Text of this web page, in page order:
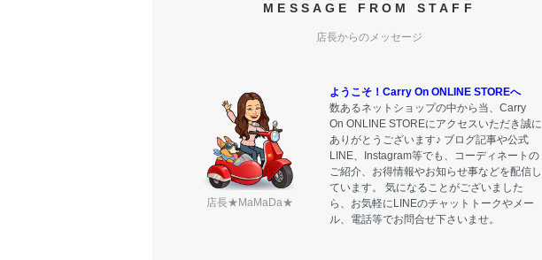
MESSAGE FROM STAFF
店長からのメッセージ
店長★MaMaDa★
ようこそ！Carry On ONLINE STOREへ
数あるネットショップの中から当、Carry
On ONLINE STOREにアクセスいただき誠に
ありがとうございます♪ ブログ記事や公式
LINE、Instagram等でも、コーディネートの
ご紹介、お得情報やお知らせ事などを配信し
ています。 気になることがございました
ら、お気軽にLINEのチャットトークやメー
ル、電話等でお問合せ下さいませ。